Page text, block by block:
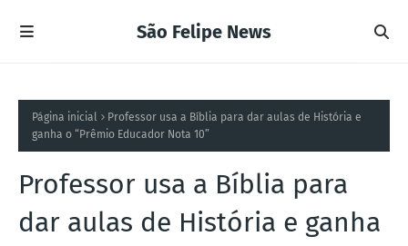
São Felipe News
Página inicial
Professor usa a Bíblia para dar aulas de História e
ganha o “Prêmio Educador Nota 10”
Professor usa a Bíblia para
dar aulas de História e ganha